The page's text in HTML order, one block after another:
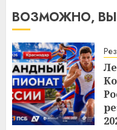
ВОЗМОЖНО,